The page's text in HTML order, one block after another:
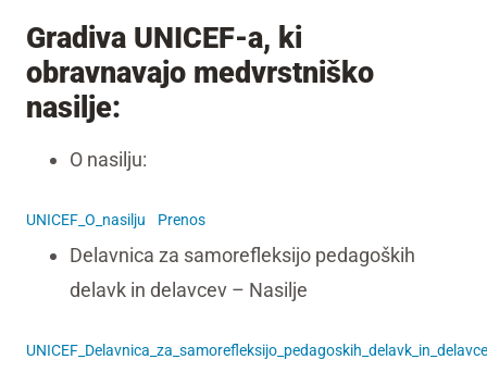
Gradiva UNICEF-a, ki
obravnavajo medvrstniško
nasilje:
O nasilju:
UNICEF_O_nasilju Prenos
Delavnica za samorefleksijo pedagoških
delavk in delavcev – Nasilje